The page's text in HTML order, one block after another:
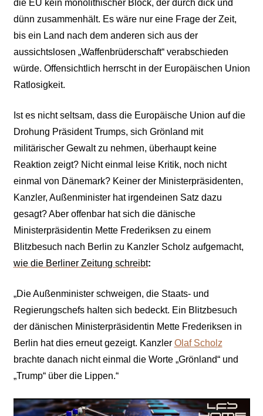
die EU kein monolithischer Block, der durch dick und
dünn zusammenhält. Es wäre nur eine Frage der Zeit,
bis ein Land nach dem anderen sich aus der
aussichtslosen „Waffenbrüderschaft“ verabschieden
würde. Offensichtlich herrscht in der Europäischen Union
Ratlosigkeit.
Ist es nicht seltsam, dass die Europäische Union auf die
Drohung Präsident Trumps, sich Grönland mit
militärischer Gewalt zu nehmen, überhaupt keine
Reaktion zeigt? Nicht einmal leise Kritik, noch nicht
einmal von Dänemark? Keiner der Ministerpräsidenten,
Kanzler, Außenminister hat irgendeinen Satz dazu
gesagt? Aber offenbar hat sich die dänische
Ministerpräsidentin Mette Frederiksen zu einem
Blitzbesuch nach Berlin zu Kanzler Scholz aufgemacht,
wie die Berliner Zeitung schreibt:
„Die Außenminister schweigen, die Staats- und
Regierungschefs halten sich bedeckt. Ein Blitzbesuch
der dänischen Ministerpräsidentin Mette Frederiksen in
Berlin hat dies erneut gezeigt. Kanzler Olaf Scholz
brachte danach nicht einmal die Worte „Grönland“ und
„Trump“ über die Lippen.“